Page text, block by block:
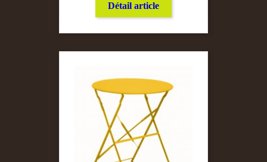
Détail article